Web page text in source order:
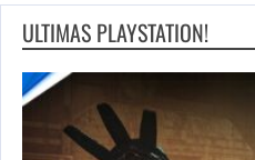
ULTIMAS PLAYSTATION!